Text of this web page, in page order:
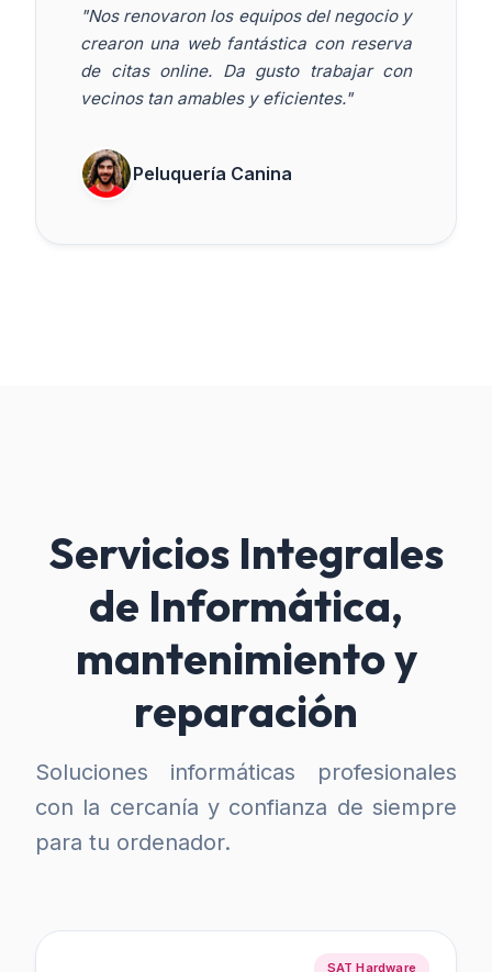
"Nos renovaron los equipos del negocio y
crearon una web fantástica con reserva
de citas online. Da gusto trabajar con
vecinos tan amables y eficientes."
Peluquería Canina
Servicios Integrales
de Informática,
mantenimiento y
reparación
Soluciones informáticas profesionales
con la cercanía y confianza de siempre
para tu ordenador.
SAT Hardware